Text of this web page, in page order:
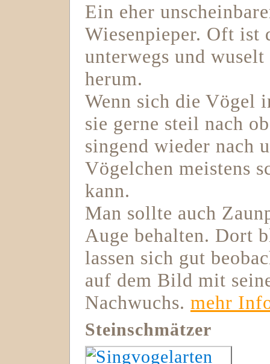
Ein eher
Wiesenpieper. Oft ist
unterwegs und
herum.
Wenn sich die Vögel
sie gerne steil nach
singend wieder nach
Vögelchen meistens
kann.
Man sollte auch
Auge behalten. Dort
lassen sich gut
auf dem Bild mit
Nachwuchs. mehr
Steinschmätzer